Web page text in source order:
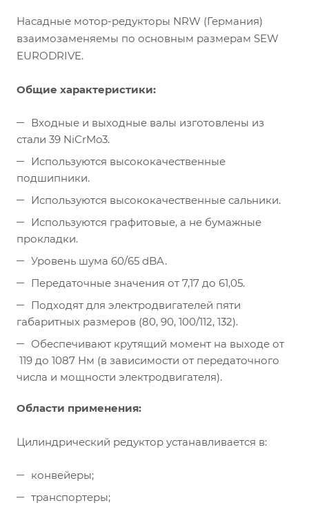
Насадные мотор-редукторы NRW (Германия)
взаимозаменяемы по основным размерам SEW
EURODRIVE.
Общие характеристики:
Входные и выходные валы изготовлены из
стали 39 NiCrMo3.
Используются высококачественные
подшипники.
Используются высококачественные сальники.
Используются графитовые, а не бумажные
прокладки.
Уровень шума 60/65 dBA.
Передаточные значения от 7,17 до 61,05.
Подходят для электродвигателей пяти
габаритных размеров (80, 90, 100/112, 132).
Обеспечивают крутящий момент на выходе от
119 до 1087 Нм (в зависимости от передаточного
числа и мощности электродвигателя).
Области применения:
Цилиндрический редуктор устанавливается в:
конвейеры;
транспортеры;